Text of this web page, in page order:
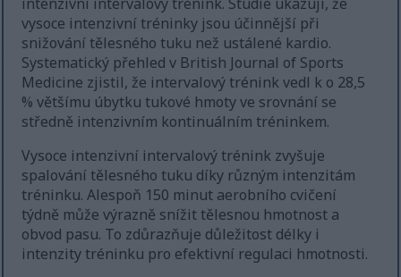
vysoce intenzivní tréninky jsou účinnější při
snižování tělesného tuku než ustálené kardio.
Systematický přehled v British Journal of Sports
Medicine zjistil, že intervalový trénink vedl k o 28,5
% většímu úbytku tukové hmoty ve srovnání se
středně intenzivním kontinuálním tréninkem.
Vysoce intenzivní intervalový trénink zvyšuje
spalování tělesného tuku díky různým intenzitám
tréninku. Alespoň 150 minut aerobního cvičení
týdně může výrazně snížit tělesnou hmotnost a
obvod pasu. To zdůrazňuje důležitost délky i
intenzity tréninku pro efektivní regulaci hmotnosti.